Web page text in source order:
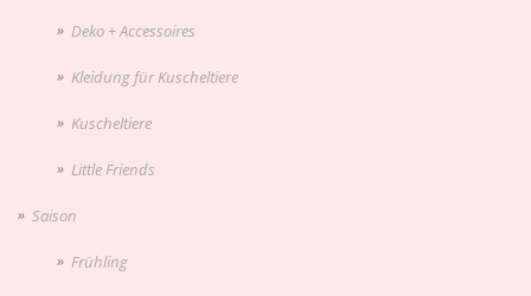
Deko + Accessoires
Kleidung für Kuscheltiere
Kuscheltiere
Little Friends
Saison
Frühling